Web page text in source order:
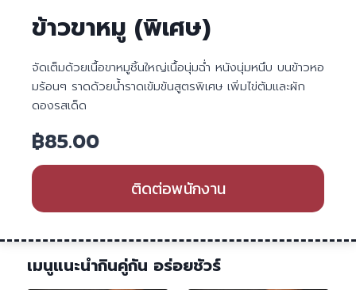
ข้าวขาหมู (พิเศษ)
จัดเต็มด้วยเนื้อขาหมูชิ้นใหญ่เนื้อนุ่มฉ่ำ หนังนุ่มหนึบ บนข้าวหอ
มร้อนๆ ราดด้วยน้ำราดเข้มข้นสูตรพิเศษ เพิ่มไข่ต้มและผัก
ดองรสเด็ด
฿85.00
ติดต่อพนักงาน
เมนูแนะนำกินคู่กัน อร่อยชัวร์